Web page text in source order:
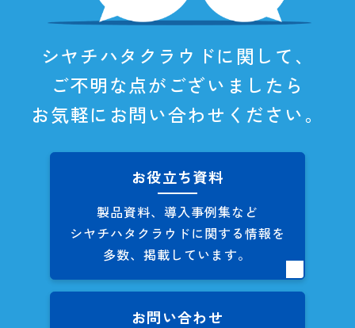
シヤチハタクラウドに関して、
ご不明な点がございましたら
お気軽にお問い合わせください。
お役立ち資料
製品資料、導入事例集など
シヤチハタクラウドに関する情報を
多数、掲載しています。
お問い合わせ